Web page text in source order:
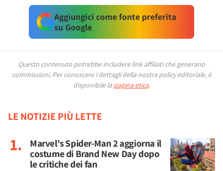
Aggiungici come fonte preferita
su Google
Questo contenuto potrebbe includere link affiliati che generano
commissioni. Per conoscere i dettagli della nostra policy editoriale, è
disponibile la pagina etica.
LE NOTIZIE PIÙ LETTE
Marvel's Spider-Man 2 aggiorna il
costume di Brand New Day dopo
le critiche dei fan